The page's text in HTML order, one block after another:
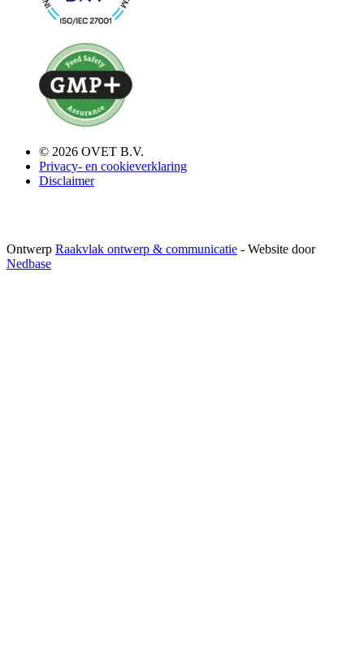
© 2026 OVET B.V.
Privacy- en cookieverklaring
Disclaimer
Ontwerp Raakvlak ontwerp & communicatie - Website door
Nedbase